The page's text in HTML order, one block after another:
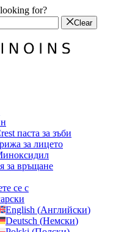
for?
Clear
паста за зъби
за лицето
за връщане
се с
English (Английски)
Deutsch (Немски)